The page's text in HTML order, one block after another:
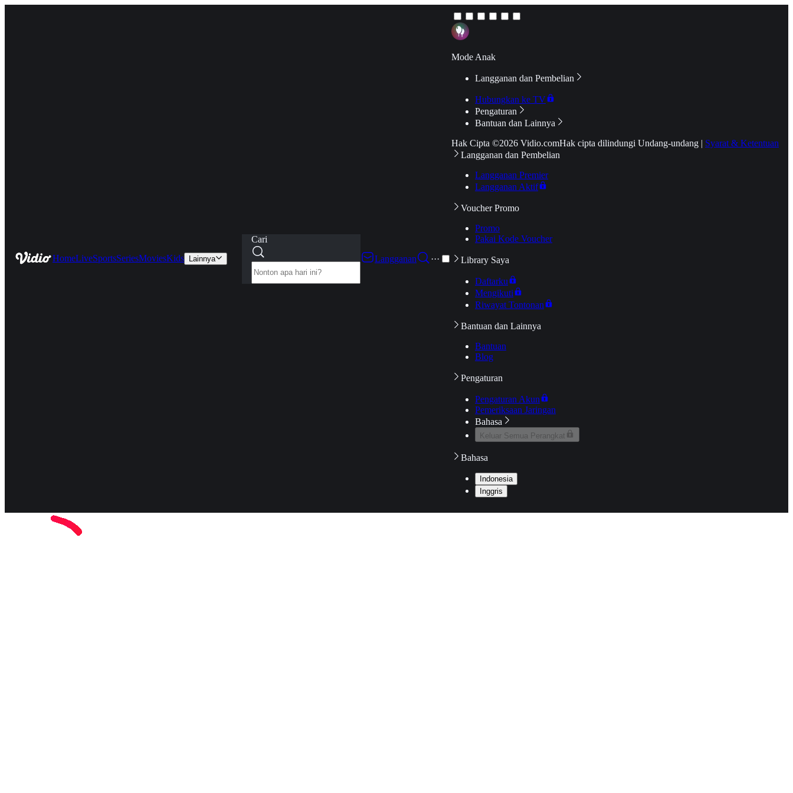
HomeLiveSportsSeriesMoviesKids Lainnya
Cari
Langganan
···
Mode Anak
Langganan dan Pembelian
Hubungkan ke TV
Pengaturan
Bantuan dan Lainnya
Hak Cipta ©2026 Vidio.comHak cipta dilindungi Undang-undang | Syarat & Ketentuan
Langganan dan Pembelian
Langganan Premier
Langganan Aktif
Voucher Promo
Promo
Pakai Kode Voucher
Library Saya
Daftarku
Mengikuti
Riwayat Tontonan
Bantuan dan Lainnya
Bantuan
Blog
Pengaturan
Pengaturan Akun
Pemeriksaan Jaringan
Bahasa
Keluar Semua Perangkat
Bahasa
Indonesia
Inggris